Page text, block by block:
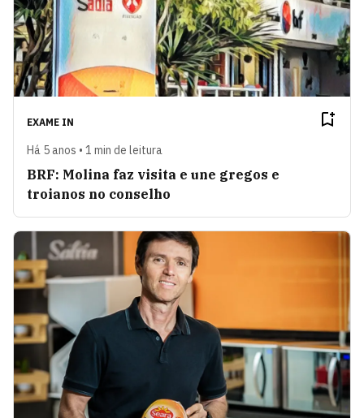
EXAME IN
Há 5 anos • 1 min de leitura
BRF: Molina faz visita e une gregos e
troianos no conselho